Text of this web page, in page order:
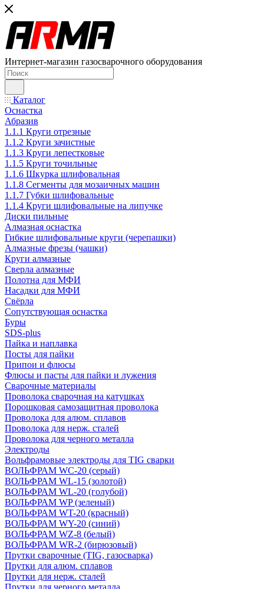
Интернет-магазин газосварочного оборудования
Каталог
Оснастка
Абразив
1.1.1 Круги отрезные
1.1.2 Круги зачистные
1.1.3 Круги лепестковые
1.1.5 Круги точильные
1.1.6 Шкурка шлифовальная
1.1.8 Сегменты для мозаичных машин
1.1.7 Губки шлифовальные
1.1.4 Круги шлифовальные на липучке
Диски пильные
Алмазная оснастка
Гибкие шлифовальные круги (черепашки)
Алмазные фрезы (чашки)
Круги алмазные
Сверла алмазные
Полотна для МФИ
Насадки для МФИ
Свёрла
Сопутствующая оснастка
Буры
SDS-plus
Пайка и наплавка
Посты для пайки
Припои и флюсы
Флюсы и пасты для пайки и лужения
Сварочные материалы
Проволока сварочная на катушках
Порошковая самозащитная проволока
Проволока для алюм. сплавов
Проволока для нерж. сталей
Проволока для черного металла
Электроды
Вольфрамовые электроды для TIG сварки
ВОЛЬФРАМ WC-20 (серый)
ВОЛЬФРАМ WL-15 (золотой)
ВОЛЬФРАМ WL-20 (голубой)
ВОЛЬФРАМ WP (зеленый)
ВОЛЬФРАМ WT-20 (красный)
ВОЛЬФРАМ WY-20 (синий)
ВОЛЬФРАМ WZ-8 (белый)
ВОЛЬФРАМ WR-2 (бирюзовый)
Прутки сварочные (TIG, газосварка)
Прутки для алюм. сплавов
Прутки для нерж. сталей
Прутки для черного металла